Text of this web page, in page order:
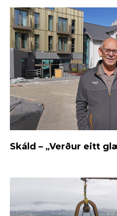
Skáld – „Verður eitt